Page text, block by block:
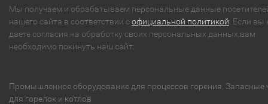
Мы получаем и обрабатываем персональные данные
нашего сайта в соответствии софициальной политикой . Если вы
даете согласия на обработку своих персональных данных,вам
необходимо покинуть наш сайт.
Промышленное оборудование для процессов горения. Запасные
для горелок и котлов